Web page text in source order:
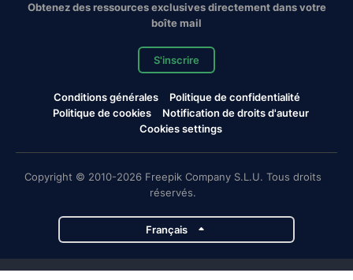
Obtenez des ressources exclusives directement dans votre
boîte mail
S'inscrire
Conditions générales
Politique de confidentialité
Politique de cookies
Notification de droits d'auteur
Cookies settings
Copyright © 2010-2026 Freepik Company S.L.U. Tous droits
réservés.
Français